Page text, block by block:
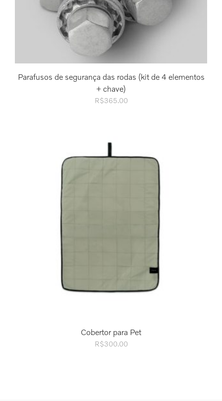
Parafusos de segurança das rodas (kit de 4 elementos
+ chave)
R$365.00
Cobertor para Pet
R$300.00